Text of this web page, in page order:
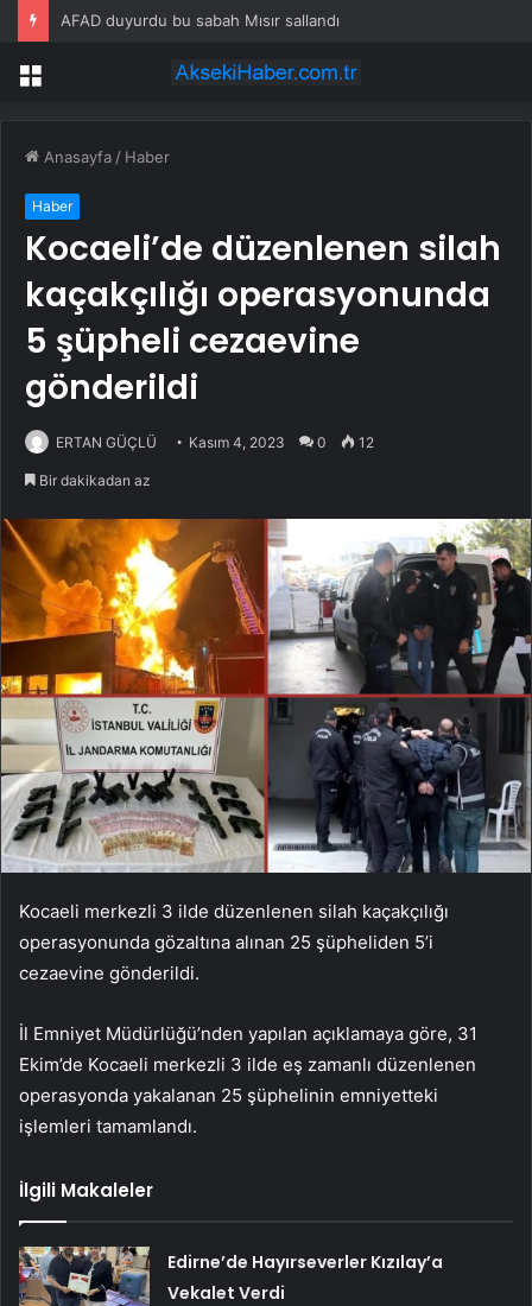
AFAD duyurdu bu sabah Mısır sallandı
Menü
Anasayfa / Haber
Haber
Kocaeli’de düzenlenen silah
kaçakçılığı operasyonunda
5 şüpheli cezaevine
gönderildi
ERTAN GÜÇLÜ Kasım 4, 2023 0 12
Bir dakikadan az
Kocaeli merkezli 3 ilde düzenlenen silah kaçakçılığı
operasyonunda gözaltına alınan 25 şüpheliden 5’i
cezaevine gönderildi.
İl Emniyet Müdürlüğü’nden yapılan açıklamaya göre, 31
Ekim’de Kocaeli merkezli 3 ilde eş zamanlı düzenlenen
operasyonda yakalanan 25 şüphelinin emniyetteki
işlemleri tamamlandı.
İlgili Makaleler
Edirne’de Hayırseverler Kızılay’a
Vekalet Verdi